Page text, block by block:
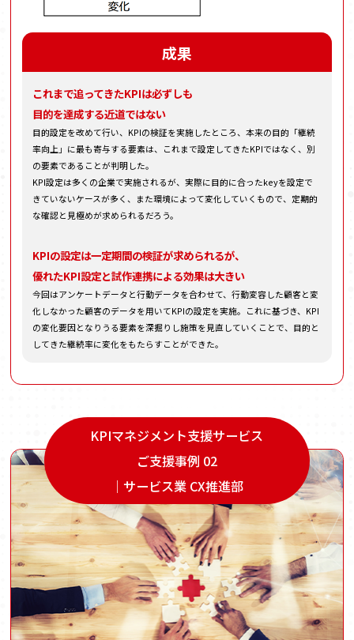
成果
これまで追ってきたKPIは必ずしも
目的を達成する近道ではない
目的設定を改めて行い、KPIの検証を実施したところ、本来の目的「継続
率向上」に最も寄与する要素は、これまで設定してきたKPIではなく、別
の要素であることが判明した。
KPI設定は多くの企業で実施されるが、実際に目的に合ったkeyを設定で
きていないケースが多く、また環境によって変化していくもので、定期的
な確認と見極めが求められるだろう。
KPIの設定は一定期間の検証が求められるが、
優れたKPI設定と試作連携による効果は大きい
今回はアンケートデータと行動データを合わせて、行動変容した顧客と変
化しなかった顧客のデータを用いてKPIの設定を実施。これに基づき、KPI
の変化要因となりうる要素を深掘りし施策を見直していくことで、目的と
してきた継続率に変化をもたらすことができた。
KPIマネジメント支援サービス
ご支援事例 02
｜サービス業 CX推進部